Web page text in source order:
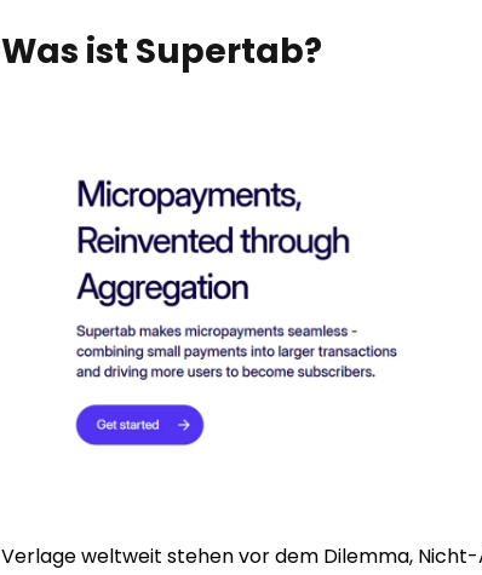
Was ist Supertab?
Verlage weltweit stehen vor dem Dilemma,